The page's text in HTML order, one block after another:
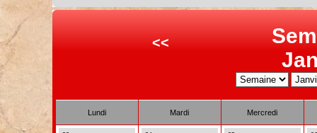
<<
Lundi Mardi Mercredi